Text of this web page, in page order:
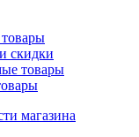
скидки
товары
магазина